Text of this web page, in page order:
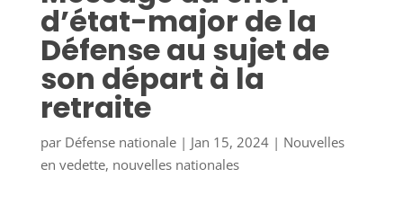
d’état-major de la
Défense au sujet de
son départ à la
retraite
par Défense nationale| Jan 15, 2024| Nouvelles
en vedette, nouvelles nationales